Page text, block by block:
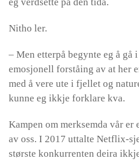
eg verdsette på den tida.
Nitho ler.
– Men etterpå begynte eg å
emosjonell forståing av at her
med å vere ute i fjellet og
kunne eg ikkje forklare kva.
Kampen om merksemda vår
av oss. I 2017 uttalte Netflix-
største konkurrenten deira